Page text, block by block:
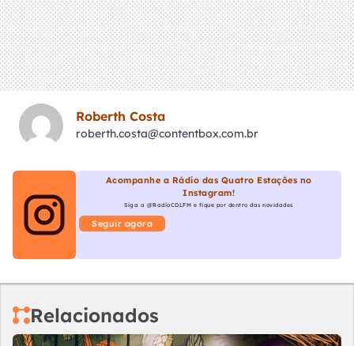
Roberth Costa
roberth.costa@contentbox.com.br
Acompanhe a Rádio das Quatro Estações no
Instagram!
Siga a @RadioCDLFM e fique por dentro das novidades
Seguir agora
Relacionados